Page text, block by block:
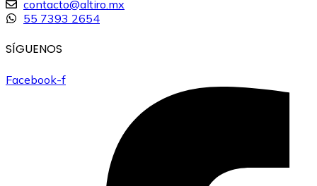
contacto@altiro.mx
55 7393 2654
SÍGUENOS
Facebook-f